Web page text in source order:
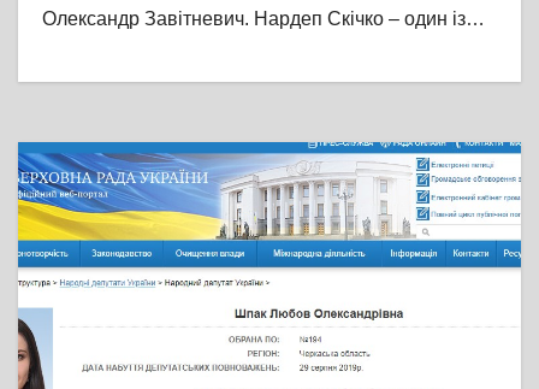
Олександр Завітневич. Нардеп Скічко – один із…